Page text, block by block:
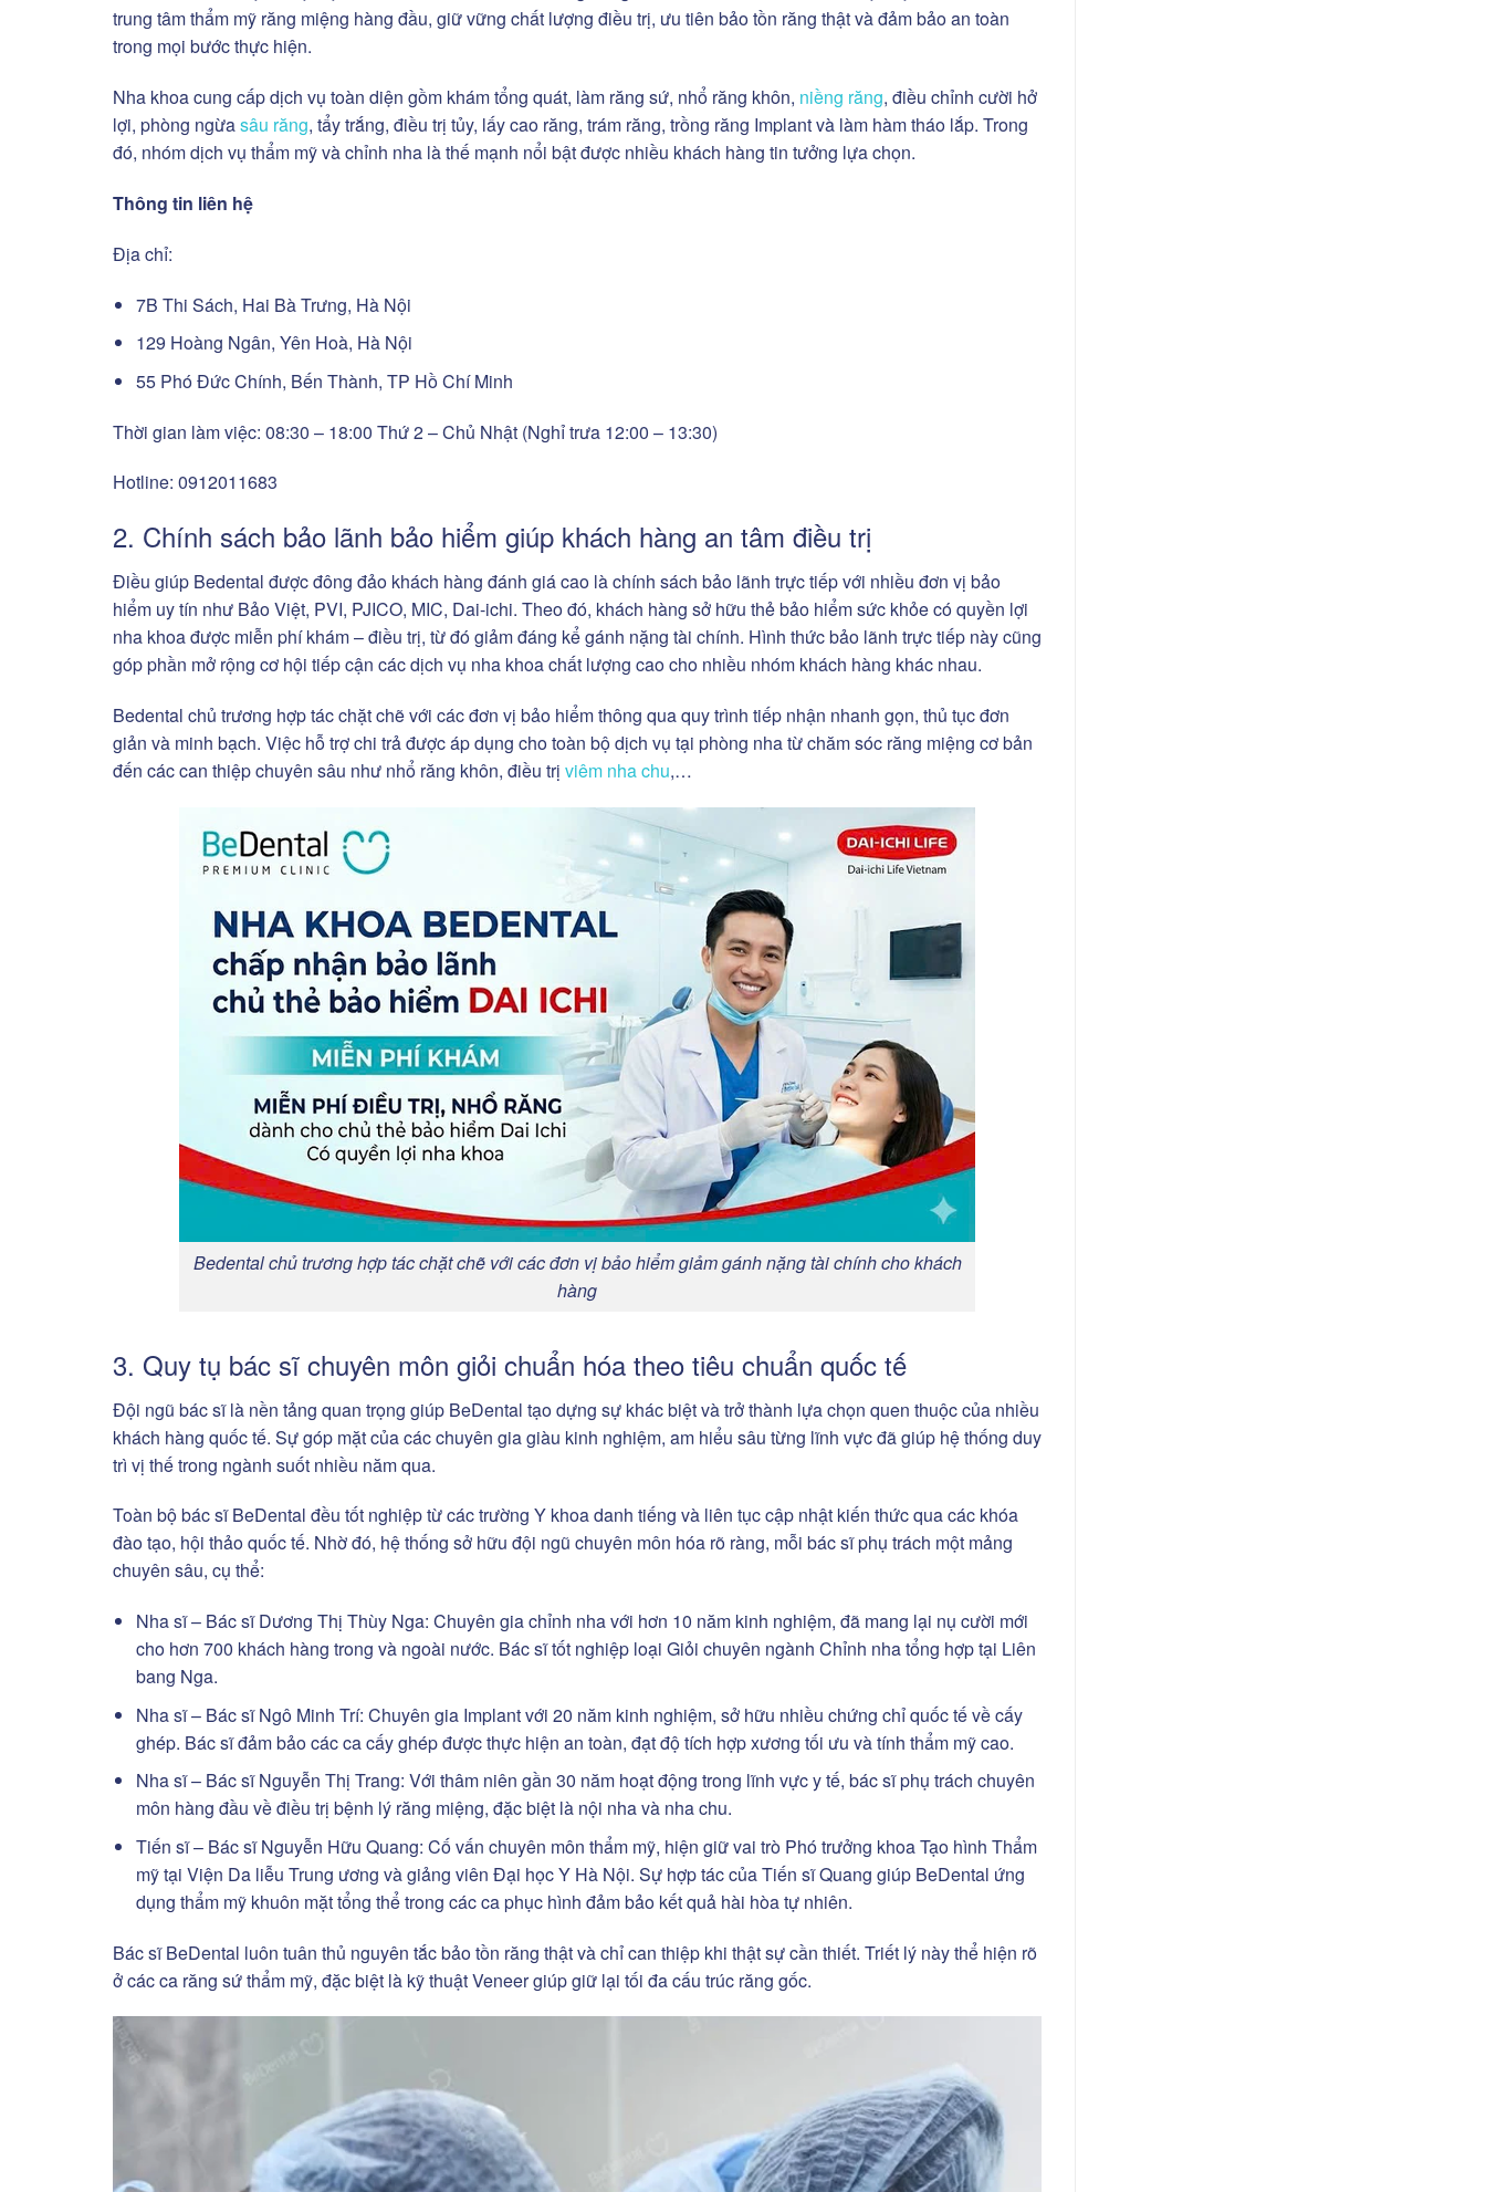
trung tâm thẩm mỹ răng miệng hàng đầu, giữ vững chất lượng điều trị, ưu tiên bảo tồn răng thật và đảm bảo an toàn
trong mọi bước thực hiện.
Nha khoa cung cấp dịch vụ toàn diện gồm khám tổng quát, làm răng sứ, nhổ răng khôn, niềng răng, điều chỉnh cười hở
lợi, phòng ngừasâu răng, tẩy trắng, điều trị tủy, lấy cao răng, trám răng, trồng răng Implant và làm hàm tháo lắp. Trong
đó, nhóm dịch vụ thẩm mỹ và chỉnh nha là thế mạnh nổi bật được nhiều khách hàng tin tưởng lựa chọn.
Thông tin liên hệ
Địa chỉ:
7B Thi Sách, Hai Bà Trưng, Hà Nội
129 Hoàng Ngân, Yên Hoà, Hà Nội
55 Phó Đức Chính, Bến Thành, TP Hồ Chí Minh
Thời gian làm việc: 08:30 – 18:00 Thứ 2 – Chủ Nhật (Nghỉ trưa 12:00 – 13:30)
Hotline: 0912011683
2. Chính sách bảo lãnh bảo hiểm giúp khách hàng an tâm điều trị
Điều giúp Bedental được đông đảo khách hàng đánh giá cao là chính sách bảo lãnh trực tiếp với nhiều đơn vị bảo
hiểm uy tín như Bảo Việt, PVI, PJICO, MIC, Dai-ichi. Theo đó, khách hàng sở hữu thẻ bảo hiểm sức khỏe có quyền lợi
nha khoa được miễn phí khám – điều trị, từ đó giảm đáng kể gánh nặng tài chính. Hình thức bảo lãnh trực tiếp này cũng
góp phần mở rộng cơ hội tiếp cận các dịch vụ nha khoa chất lượng cao cho nhiều nhóm khách hàng khác nhau.
Bedental chủ trương hợp tác chặt chẽ với các đơn vị bảo hiểm thông qua quy trình tiếp nhận nhanh gọn, thủ tục đơn
giản và minh bạch. Việc hỗ trợ chi trả được áp dụng cho toàn bộ dịch vụ tại phòng nha từ chăm sóc răng miệng cơ bản
đến các can thiệp chuyên sâu như nhổ răng khôn, điều trị viêm nha chu,…
Bedental chủ trương hợp tác chặt chẽ với các đơn vị bảo hiểm giảm gánh nặng tài chính cho khách
hàng
3. Quy tụ bác sĩ chuyên môn giỏi chuẩn hóa theo tiêu chuẩn quốc tế
Đội ngũ bác sĩ là nền tảng quan trọng giúp BeDental tạo dựng sự khác biệt và trở thành lựa chọn quen thuộc của nhiều
khách hàng quốc tế. Sự góp mặt của các chuyên gia giàu kinh nghiệm, am hiểu sâu từng lĩnh vực đã giúp hệ thống duy
trì vị thế trong ngành suốt nhiều năm qua.
Toàn bộ bác sĩ BeDental đều tốt nghiệp từ các trường Y khoa danh tiếng và liên tục cập nhật kiến thức qua các khóa
đào tạo, hội thảo quốc tế. Nhờ đó, hệ thống sở hữu đội ngũ chuyên môn hóa rõ ràng, mỗi bác sĩ phụ trách một mảng
chuyên sâu, cụ thể:
Nha sĩ – Bác sĩ Dương Thị Thùy Nga: Chuyên gia chỉnh nha với hơn 10 năm kinh nghiệm, đã mang lại nụ cười mới
cho hơn 700 khách hàng trong và ngoài nước. Bác sĩ tốt nghiệp loại Giỏi chuyên ngành Chỉnh nha tổng hợp tại Liên
bang Nga.
Nha sĩ – Bác sĩ Ngô Minh Trí: Chuyên gia Implant với 20 năm kinh nghiệm, sở hữu nhiều chứng chỉ quốc tế về cấy
ghép. Bác sĩ đảm bảo các ca cấy ghép được thực hiện an toàn, đạt độ tích hợp xương tối ưu và tính thẩm mỹ cao.
Nha sĩ – Bác sĩ Nguyễn Thị Trang: Với thâm niên gần 30 năm hoạt động trong lĩnh vực y tế, bác sĩ phụ trách chuyên
môn hàng đầu về điều trị bệnh lý răng miệng, đặc biệt là nội nha và nha chu.
Tiến sĩ – Bác sĩ Nguyễn Hữu Quang: Cố vấn chuyên môn thẩm mỹ, hiện giữ vai trò Phó trưởng khoa Tạo hình Thẩm
mỹ tại Viện Da liễu Trung ương và giảng viên Đại học Y Hà Nội. Sự hợp tác của Tiến sĩ Quang giúp BeDental ứng
dụng thẩm mỹ khuôn mặt tổng thể trong các ca phục hình đảm bảo kết quả hài hòa tự nhiên.
Bác sĩ BeDental luôn tuân thủ nguyên tắc bảo tồn răng thật và chỉ can thiệp khi thật sự cần thiết. Triết lý này thể hiện rõ
ở các ca răng sứ thẩm mỹ, đặc biệt là kỹ thuật Veneer giúp giữ lại tối đa cấu trúc răng gốc.